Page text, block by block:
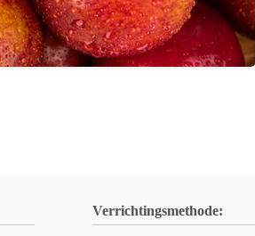
Verrichtingsmethode: